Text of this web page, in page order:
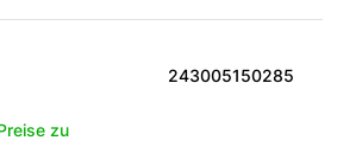
243005150285
zu